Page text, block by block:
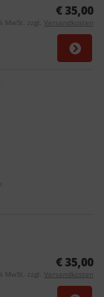
€ 35,00
MwSt. zzgl. Versandkosten
€ 35,00
MwSt. zzgl. Versandkosten